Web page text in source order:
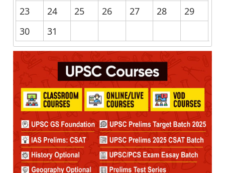
23
24 25 26 27 28
29
30
31